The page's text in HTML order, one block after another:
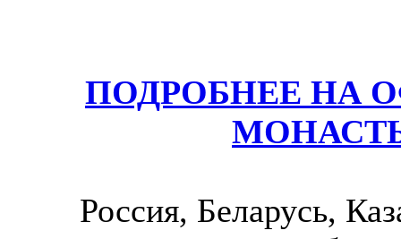
ПОДРОБНЕЕ НА
Россия, Беларусь,